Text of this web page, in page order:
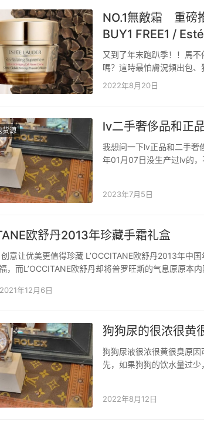
NO.1無敵霜 重磅
BUY1 FREE1 /
又到了年末跑趴季！！馬
嗎？這時最怕膚況頻出包
超前部屬！！將於12/12(日
2022年8月20日
货源 lv二手奢侈品和正
我想问一下lv正品和二手
年01月07日没生产过lv的
2023年7月5日
欧舒丹2013年珍藏手霜礼盒
意让优美更值得珍藏 L’OCCITANE欧舒丹2013年中
，而L’OCCITANE欧舒丹却将普罗旺斯的气息原原本
2021年12月6日
狗狗尿的很浓很黄
狗狗尿液很浓很黄很臭原
先，如果狗狗的饮水量过
2022年8月12日